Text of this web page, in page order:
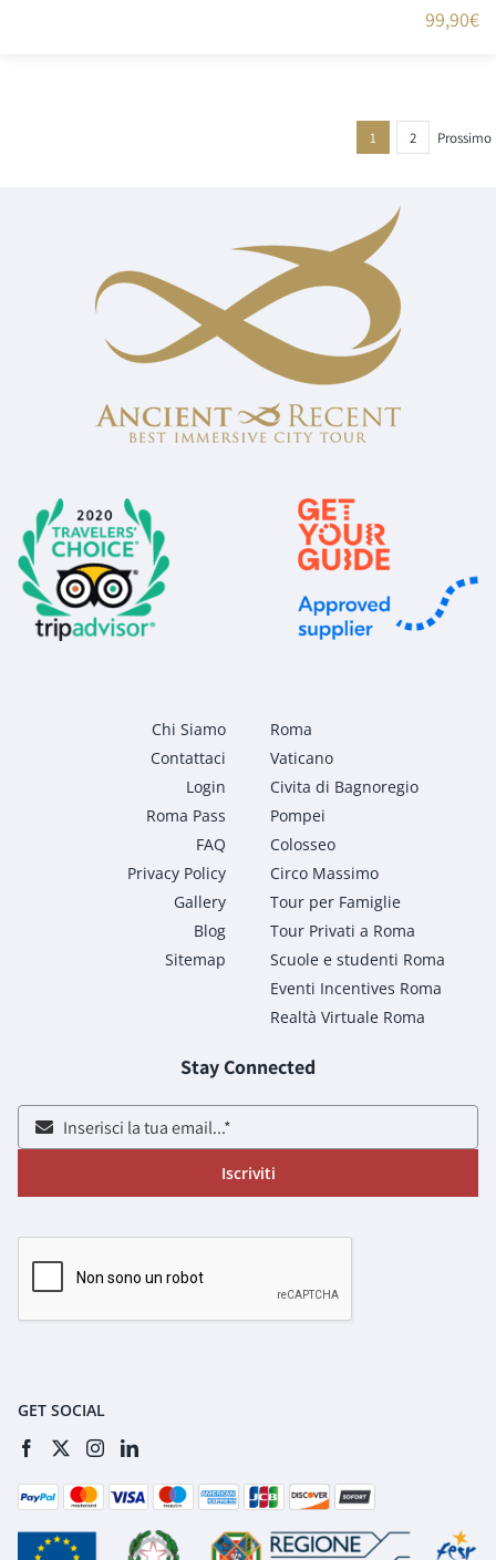
99,90€
1 2 Prossimo
Chi Siamo
Contattaci
Login
Roma Pass
FAQ
Privacy Policy
Gallery
Blog
Sitemap
Roma
Vaticano
Civita di Bagnoregio
Pompei
Colosseo
Circo Massimo
Tour per Famiglie
Tour Privati a Roma
Scuole e studenti Roma
Eventi Incentives Roma
Realtà Virtuale Roma
Stay Connected
Iscriviti
GET SOCIAL